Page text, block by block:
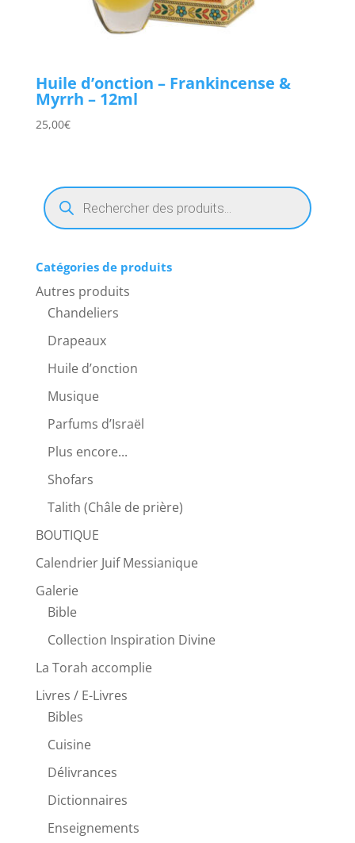
Huile d’onction – Frankincense &
Myrrh – 12ml
25,00€
Recherche
de
produits
Catégories de produits
Autres produits
Chandeliers
Drapeaux
Huile d’onction
Musique
Parfums d’Israël
Plus encore...
Shofars
Talith (Châle de prière)
BOUTIQUE
Calendrier Juif Messianique
Galerie
Bible
Collection Inspiration Divine
La Torah accomplie
Livres / E-Livres
Bibles
Cuisine
Délivrances
Dictionnaires
Enseignements